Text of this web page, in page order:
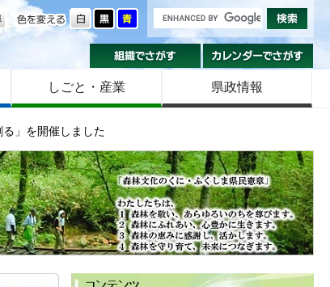
色を変える
組織でさがす
しごと・産業 県政情報
」を開催しました